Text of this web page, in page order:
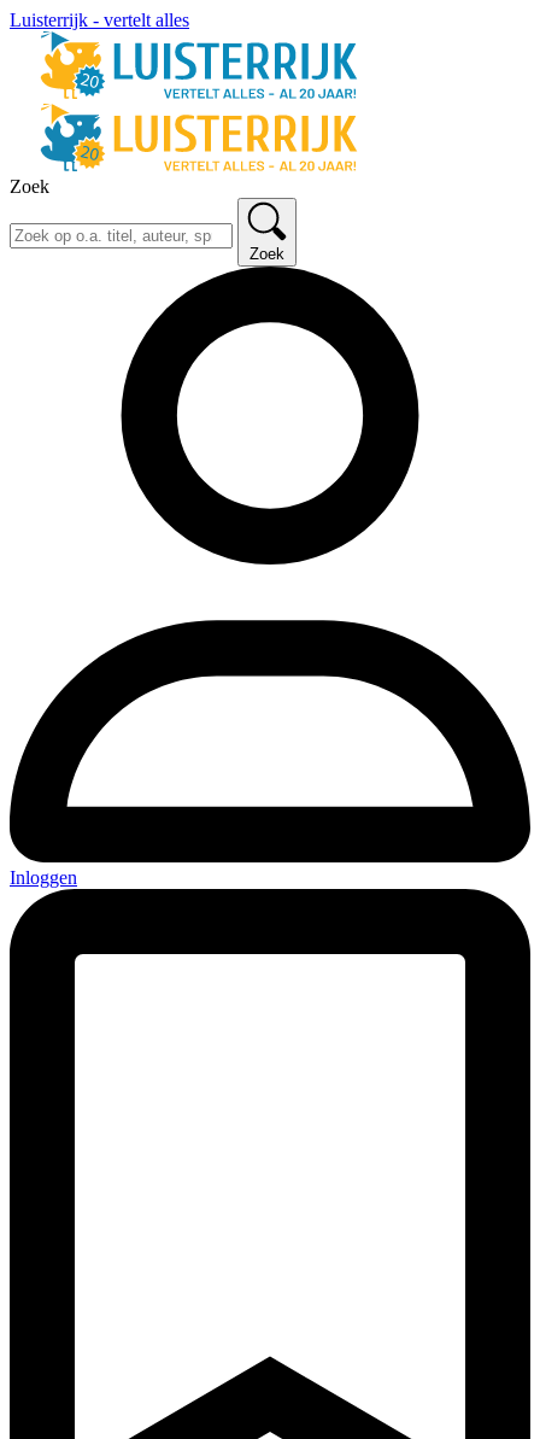
Luisterrijk - vertelt alles
Zoek
Zoek
Inloggen